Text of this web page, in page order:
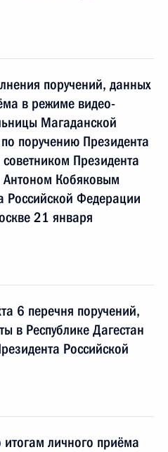
поручений, данных
в режиме видео-
Магаданской
поручению Президента
Президента
Кобяковым
Российской Федерации
21 января
6 перечня поручений,
в Республике Дагестан
Российской
личного приёма